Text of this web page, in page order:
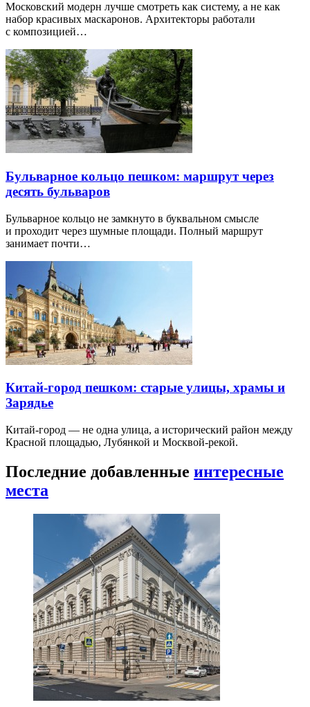
Московский модерн лучше смотреть как систему, а не как
набор красивых маскаронов. Архитекторы работали
с композицией…
Бульварное кольцо пешком: маршрут через
десять бульваров
Бульварное кольцо не замкнуто в буквальном смысле
и проходит через шумные площади. Полный маршрут
занимает почти…
Китай-город пешком: старые улицы, храмы и
Зарядье
Китай-город — не одна улица, а исторический район между
Красной площадью, Лубянкой и Москвой-рекой.
Последние добавленные интересные
места